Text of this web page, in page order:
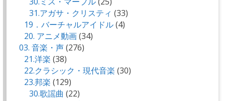
31.アガサ・クリスティ (33)
19．バーチャルアイドル(4)
20. アニメ動画(34)
03. 音楽・声(276)
21.洋楽 (38)
22.クラシック・現代音楽 (30)
23.邦楽 (129)
30.歌謡曲 (22)